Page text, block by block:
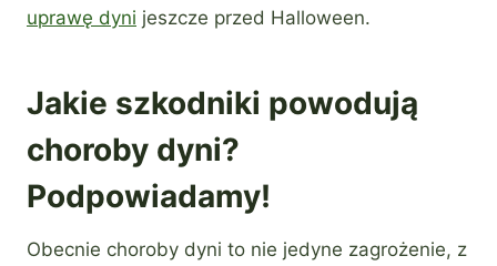
uprawę dyni jeszcze przed Halloween.
Jakie szkodniki powodują
choroby dyni?
Podpowiadamy!
Obecnie choroby dyni to nie jedyne zagrożenie, z